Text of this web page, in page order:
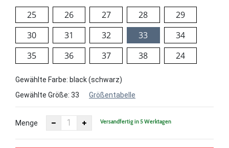
25 26 27 28
29
30
31 32 33
34
35
36 37 38 24
Gewählte Farbe: black (schwarz)
Gewählte Größe: 33 Größentabelle
Menge Versandfertig in 5 Werktagen